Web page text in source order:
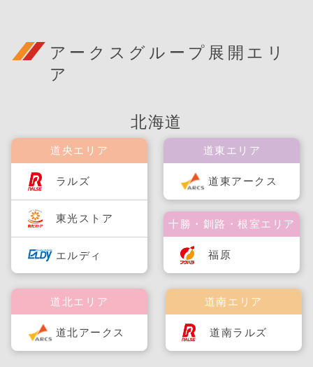
アークスグループ展開エリ
ア
北海道
道央エリア
ラルズ
東光ストア
エルディ
道南エリア
道南ラルズ
道北エリア
道北アークス
道東エリア
道東アークス
十勝・釧路・根室エリア
福原